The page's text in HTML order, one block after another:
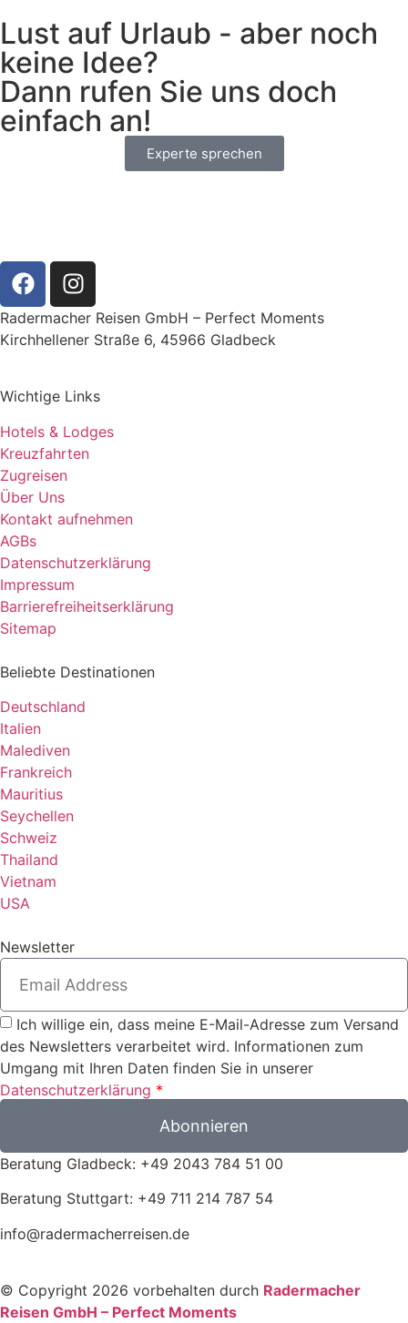
Lust auf Urlaub - aber noch
keine Idee?
Dann rufen Sie uns doch
einfach an!
Experte sprechen
Radermacher Reisen GmbH – Perfect Moments
Kirchhellener Straße 6, 45966 Gladbeck
Wichtige Links
Hotels & Lodges
Kreuzfahrten
Zugreisen
Über Uns
Kontakt aufnehmen
AGBs
Datenschutzerklärung
Impressum
Barrierefreiheitserklärung
Sitemap
Beliebte Destinationen
Deutschland
Italien
Malediven
Frankreich
Mauritius
Seychellen
Schweiz
Thailand
Vietnam
USA
Newsletter
Ich willige ein, dass meine E-Mail-Adresse zum Versand
des Newsletters verarbeitet wird. Informationen zum
Umgang mit Ihren Daten finden Sie in unserer
Datenschutzerklärung *
Abonnieren
Beratung Gladbeck: +49 2043 784 51 00
Beratung Stuttgart: +49 711 214 787 54
info@radermacherreisen.de
© Copyright 2026 vorbehalten durch Radermacher
Reisen GmbH – Perfect Moments